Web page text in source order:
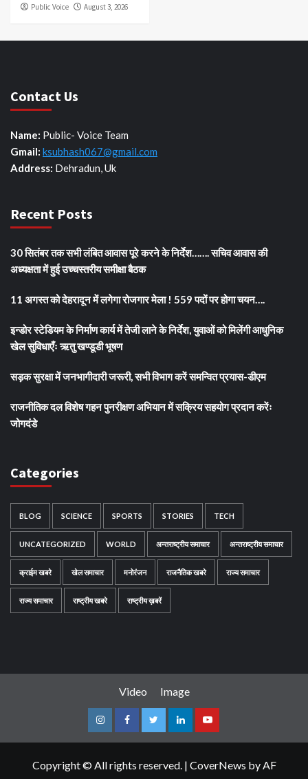
Public Voice August 3, 2026
Contact Us
Name: Public- Voice Team
Gmail: ksubhash067@gmail.com
Address: Dehradun, Uk
Recent Posts
30 सितंबर तक सभी लंबित आवास पूरे करने के निर्देश……. सचिव आवास की
अध्यक्षता में हुई उच्चस्तरीय समीक्षा बैठक
11 अगस्त को देहरादून में लगेगा रोजगार मेला ! 559 पदों पर होगा चयन….
इन्डोर स्टेडियम के निर्माण कार्य में तेजी लाने के निर्देश, युवाओं को मिलेंगी आधुनिक
खेल सुविधाएँः ऋतु खण्डूडी भूषण
सड़क सुरक्षा में जनभागीदारी जरूरी, सभी विभाग करें समन्वित प्रयास-डीएम
राजनीतिक दल विशेष गहन पुनरीक्षण अभियान में सक्रिय सहयोग प्रदान करेंः
जोगदंडे
Categories
BLOG SCIENCE SPORTS STORIES TECH
UNCATEGORIZED WORLD अन्तराष्ट्रीय समाचार अन्तराष्ट्रीय समाचार
क्राईम खबरे खेल समाचार मनोरंजन राजनैतिक खबरे राज्य समाचार
राज्य समाचार राष्ट्रीय खबरे राष्ट्रीय ख़बरें
Video Image
InstagramFacebookTwitterLinkedinYoutube
Copyright © All rights reserved. | CoverNews by AF